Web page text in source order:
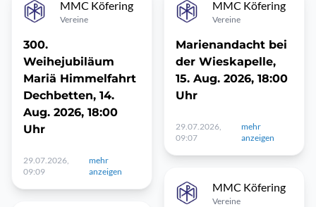
MMC Köfering
Vereine
300.
Weihejubiläum
Mariä Himmelfahrt
Dechbetten, 14.
Aug. 2026, 18:00
Uhr
29.07.2026,
09:09
mehr
anzeigen
MMC Köfering
Vereine
Marienandacht bei
der Wieskapelle,
15. Aug. 2026, 18:00
Uhr
29.07.2026,
09:07
mehr
anzeigen
MMC Köfering
Vereine